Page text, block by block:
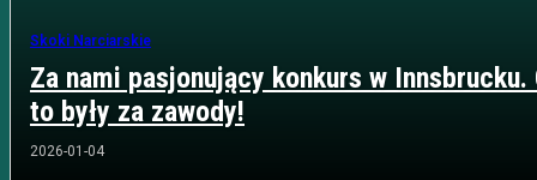
Skoki Narciarskie
Za nami pasjonujący konkurs w Innsbrucku.
to były za zawody!
2026-01-04